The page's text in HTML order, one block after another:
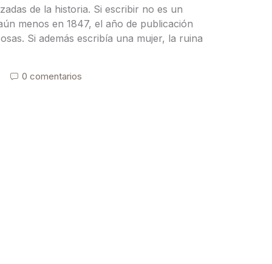
de la historia. Si escribir no es un
menos en 1847, el año de publicación
Si además escribía una mujer, la ruina
0 comentarios